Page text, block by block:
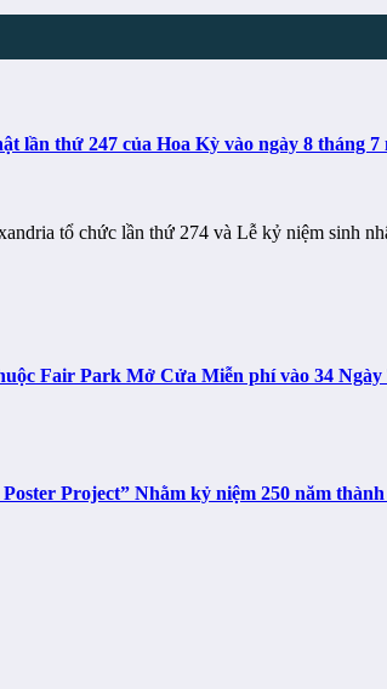
lần thứ 247 của Hoa Kỳ vào ngày 8 tháng 7
tổ chức lần thứ 274 và Lễ kỷ niệm sinh
Fair Park Mở Cửa Miễn phí vào 34
Project” Nhằm kỷ niệm 250 năm